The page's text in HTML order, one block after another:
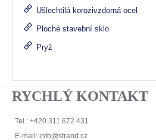
Ušlechtilá korozivzdorná ocel
Ploché stavební sklo
Pryž
RYCHLÝ KONTAKT
Tel.: +420 311 672 431
E-mail: info@strand.cz